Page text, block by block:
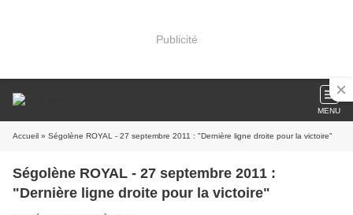
Publicité
MENU
Accueil » Ségolène ROYAL - 27 septembre 2011 : "Dernière ligne droite pour la victoire"
Ségolène ROYAL - 27 septembre 2011 :
"Dernière ligne droite pour la victoire"